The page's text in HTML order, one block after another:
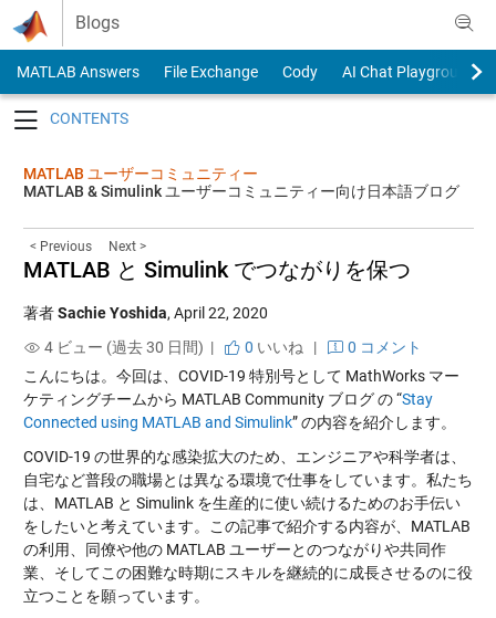
Skip to content
Blogs
MATLAB Answers File Exchange Cody
AI Chat Playground
MATLAB ユーザーコミュニティー
MATLAB & Simulink ユーザーコミュニティー向け日本語ブログ
< Previous Next >
MATLAB と Simulink でつながりを保つ
著者Sachie Yoshida, April 22, 2020
4 ビュー (過去 30 日間) |
0 いいね |
0 コメント
こんにちは。今回は、COVID-19 特別号として MathWorks マー
ケティングチームから MATLAB Community ブログ の “Stay
Connected using MATLAB and Simulink” の内容を紹介します。
COVID-19 の世界的な感染拡大のため、エンジニアや科学者は、
自宅など普段の職場とは異なる環境で仕事をしています。私たち
は、MATLAB と Simulink を生産的に使い続けるためのお手伝い
をしたいと考えています。この記事で紹介する内容が、MATLAB
の利用、同僚や他の MATLAB ユーザーとのつながりや共同作
業、そしてこの困難な時期にスキルを継続的に成長させるのに役
立つことを願っています。